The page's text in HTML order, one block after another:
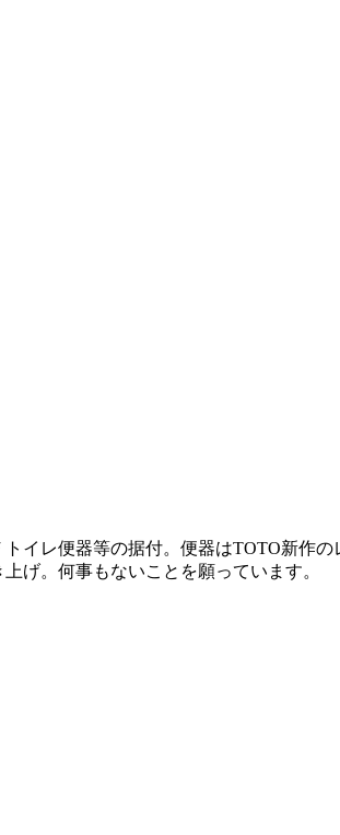
イレ便器等の据付。便器はTOTO新作
げ。何事もないことを願っています。